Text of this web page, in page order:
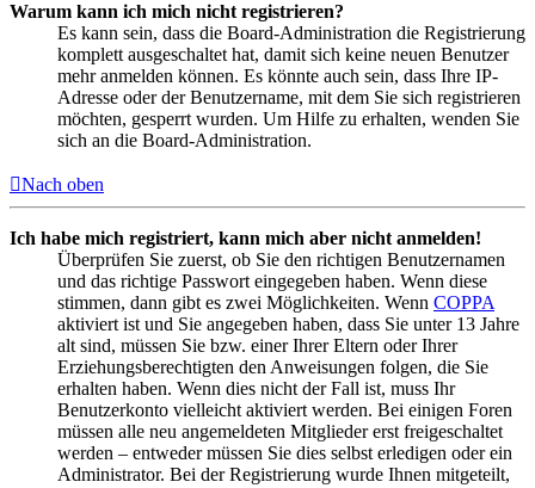
Warum kann ich mich nicht registrieren?
Es kann sein, dass die Board-Administration die Registrierung
komplett ausgeschaltet hat, damit sich keine neuen Benutzer
mehr anmelden können. Es könnte auch sein, dass Ihre IP-
Adresse oder der Benutzername, mit dem Sie sich registrieren
möchten, gesperrt wurden. Um Hilfe zu erhalten, wenden Sie
sich an die Board-Administration.
Nach oben
Ich habe mich registriert, kann mich aber nicht anmelden!
Überprüfen Sie zuerst, ob Sie den richtigen Benutzernamen
und das richtige Passwort eingegeben haben. Wenn diese
stimmen, dann gibt es zwei Möglichkeiten. Wenn COPPA
aktiviert ist und Sie angegeben haben, dass Sie unter 13 Jahre
alt sind, müssen Sie bzw. einer Ihrer Eltern oder Ihrer
Erziehungsberechtigten den Anweisungen folgen, die Sie
erhalten haben. Wenn dies nicht der Fall ist, muss Ihr
Benutzerkonto vielleicht aktiviert werden. Bei einigen Foren
müssen alle neu angemeldeten Mitglieder erst freigeschaltet
werden – entweder müssen Sie dies selbst erledigen oder ein
Administrator. Bei der Registrierung wurde Ihnen mitgeteilt,